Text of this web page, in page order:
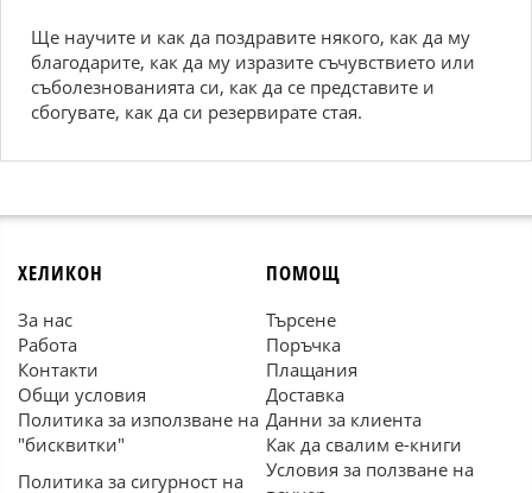
Ще научите и как да поздравите някого, как да му
благодарите, как да му изразите съчувствието или
съболезнованията си, как да се представите и
сбогувате, как да си резервирате стая.
ХЕЛИКОН
За нас
Работа
Контакти
Общи условия
Политика за използване на
"бисквитки"
Политика за сигурност на
ПОМОЩ
Търсене
Поръчка
Плащания
Доставка
Данни за клиента
Как да свалим е-книги
Условия за ползване на